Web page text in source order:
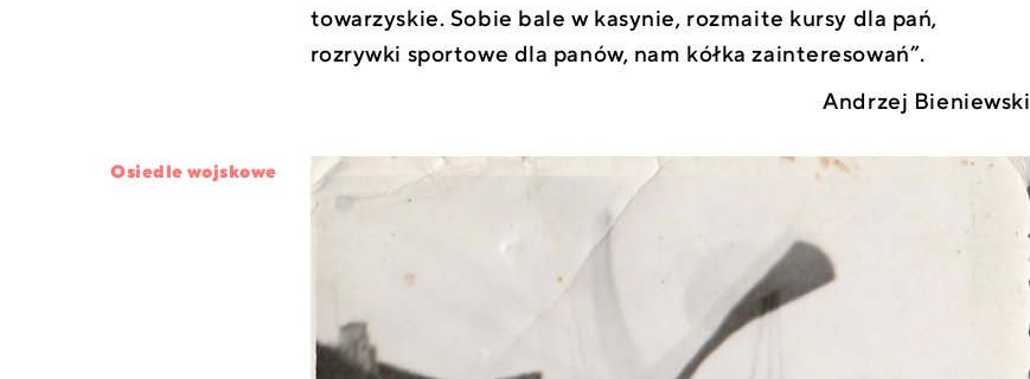
towarzyskie. Sobie bale w kasynie, rozmaite kursy dla pań,
rozrywki sportowe dla panów, nam kółka zainteresowań”.
Andrzej Bieniewski
Osiedle wojskowe